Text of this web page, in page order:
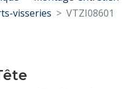
visseries
VTZI08601